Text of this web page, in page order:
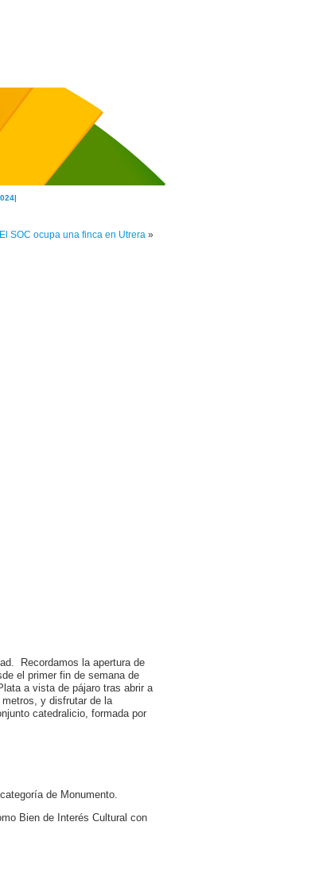
El SOC ocupa una finca en Utrera »
Recordamos la apertura de
el primer fin de semana de
a vista de pájaro tras abrir a
y disfrutar de la
catedralicio, formada por
de Monumento.
Bien de Interés Cultural con